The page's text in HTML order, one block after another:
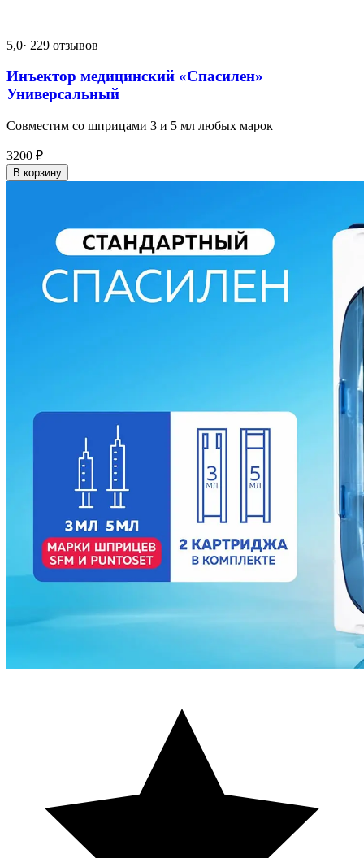
5,0· 229 отзывов
Инъектор медицинский «Спасилен»
Универсальный
Совместим со шприцами 3 и 5 мл любых марок
3200 ₽
В корзину